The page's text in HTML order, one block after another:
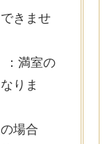
きませ
：満室の
りま
場合